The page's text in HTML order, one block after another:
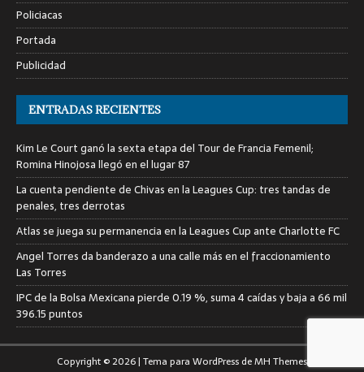
Policiacas
Portada
Publicidad
ENTRADAS RECIENTES
Kim Le Court ganó la sexta etapa del Tour de Francia Femenil;
Romina Hinojosa llegó en el lugar 87
La cuenta pendiente de Chivas en la Leagues Cup: tres tandas de
penales, tres derrotas
Atlas se juega su permanencia en la Leagues Cup ante Charlotte FC
Angel Torres da banderazo a una calle más en el fraccionamiento
Las Torres
IPC de la Bolsa Mexicana pierde 0.19 %, suma 4 caídas y baja a 66 mil
396.15 puntos
Copyright © 2026 | Tema para WordPress deMH Themes